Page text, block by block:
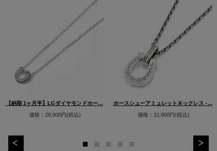
【納期 1ヶ月半】LGダイヤモンドホー…
価格：28,600円(税込)
ホースシューアミュレットネックレス -…
価格：31,900円(税込)